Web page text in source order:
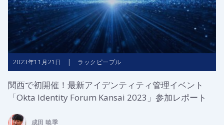
2023年11月21日 | ラックピープル
関西で初開催！最新アイデンティティ管理イベント
「Okta Identity Forum Kansai 2023」参加レポート
成田 暁季